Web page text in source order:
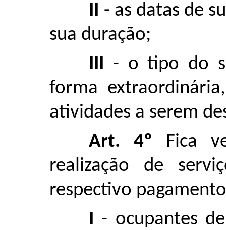
II - as datas de
sua duração;
III - o tipo do
forma
atividades a serem
Art. 4º Fica
realização de
respectivo
I - ocupantes